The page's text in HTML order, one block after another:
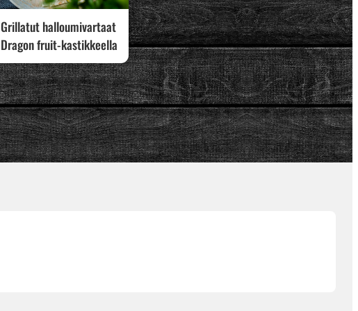
Grillatut halloumivartaat
Dragon fruit-kastikkeella